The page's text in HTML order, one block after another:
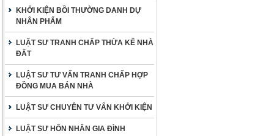
KHỞI KIỆN BỒI THƯỜNG DANH DỰ
NHÂN PHẨM
LUẬT SƯ TRANH CHẤP THỪA KẾ NHÀ
ĐẤT
LUẬT SƯ TƯ VẤN TRANH CHẤP HỢP
ĐỒNG MUA BÁN NHÀ
LUẬT SƯ CHUYÊN TƯ VẤN KHỞI KIỆN
LUẬT SƯ HÔN NHÂN GIA ĐÌNH